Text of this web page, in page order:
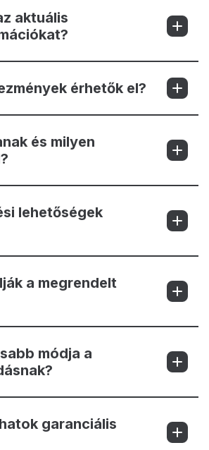
aktuális
érhetők el?
és milyen
lehetőségek
a megrendelt
módja a
garanciális